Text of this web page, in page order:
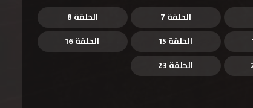
الحلقة 7
الحلقة 8
الحلقة 15
الحلقة 16
الحلقة 23